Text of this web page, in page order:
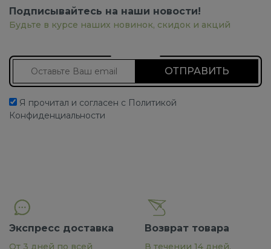
Подписывайтесь на наши новости!
Будьте в курсе наших новинок, скидок и акций
Я прочитал и согласен с Политикой
Конфиденциальности
Экспресс доставка
От 3 дней по всей
Возврат товара
В течении 14 дней,